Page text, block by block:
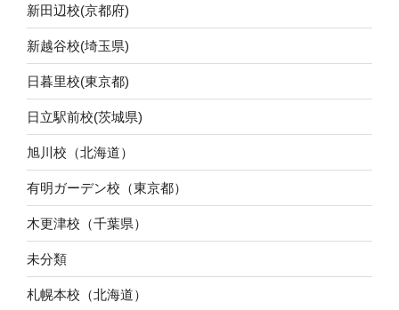
新田辺校(京都府)
新越谷校(埼玉県)
日暮里校(東京都)
日立駅前校(茨城県)
旭川校（北海道）
有明ガーデン校（東京都）
木更津校（千葉県）
未分類
札幌本校（北海道）